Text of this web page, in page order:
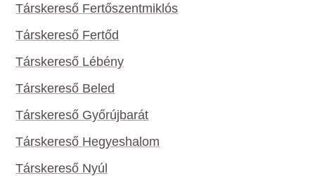
Társkereső Fertőszentmiklós
Társkereső Fertőd
Társkereső Lébény
Társkereső Beled
Társkereső Győrújbarát
Társkereső Hegyeshalom
Társkereső Nyúl